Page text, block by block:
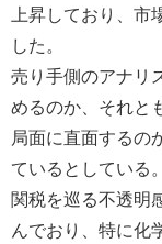
上昇しており、市
した。
売り手側のアナリ
めるのか、それと
局面に直面するの
ているとしている。
関税を巡る不透明
んでおり、特に化